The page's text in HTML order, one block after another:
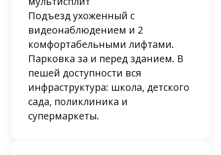
Подъезд ухоженный с
видеонаблюдением и 2
комфортабельными лифтами.
Парковка за и перед зданием. В
пешей доступности вся
инфраструктура: школа, детского
сада, поликлиника и
супермаркеты.